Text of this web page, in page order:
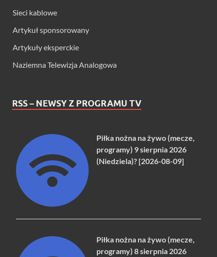
Sieci kablowe
Artykuł sponsorowany
Artykuły eksperckie
Naziemna Telewizja Analogowa
RSS – NEWSY Z PROGRAMU TV
Piłka nożna na żywo (mecze,
programy) 9 sierpnia 2026
(Niedziela)? [2026-08-09]
Piłka nożna na żywo (mecze,
programy) 8 sierpnia 2026